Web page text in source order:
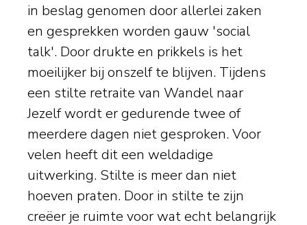
in beslag genomen door allerlei zaken
en gesprekken worden gauw 'social
talk'. Door drukte en prikkels is het
moeilijker bij onszelf te blijven. Tijdens
een stilte retraite van Wandel naar
Jezelf wordt er gedurende twee of
meerdere dagen niet gesproken. Voor
velen heeft dit een weldadige
uitwerking. Stilte is meer dan niet
hoeven praten. Door in stilte te zijn
creëer je ruimte voor wat echt belangrijk